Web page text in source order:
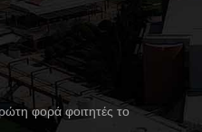
φορά φοιτητές το